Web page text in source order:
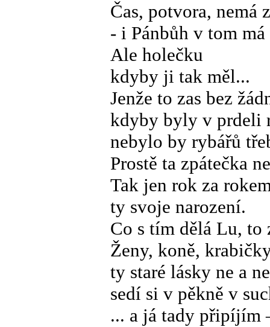
Čas, potvora, nemá
- i Pánbůh v tom
Ale holečku
kdyby ji tak měl...
Jenže to zas bez
kdyby byly v prdeli
nebylo by rybářů
Prostě ta zpátečka
Tak jen rok za
ty svoje narození.
Co s tím dělá Lu, to
Ženy, koně,
ty staré lásky ne a
sedí si v pěkně v
... a já tady připíjím